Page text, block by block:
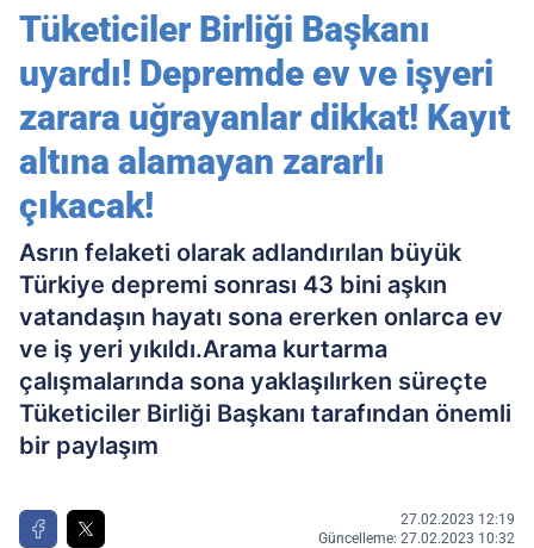
dikkat! Kayıt altına alamayan zararlı
çıkacak!
Tüketiciler Birliği Başkanı
uyardı! Depremde ev ve işyeri
zarara uğrayanlar dikkat! Kayıt
altına alamayan zararlı
çıkacak!
Asrın felaketi olarak adlandırılan büyük
Türkiye depremi sonrası 43 bini aşkın
vatandaşın hayatı sona ererken onlarca ev
ve iş yeri yıkıldı.Arama kurtarma
çalışmalarında sona yaklaşılırken süreçte
Tüketiciler Birliği Başkanı tarafından önemli
bir paylaşım
27.02.2023 12:19
Güncelleme: 27.02.2023 10:32